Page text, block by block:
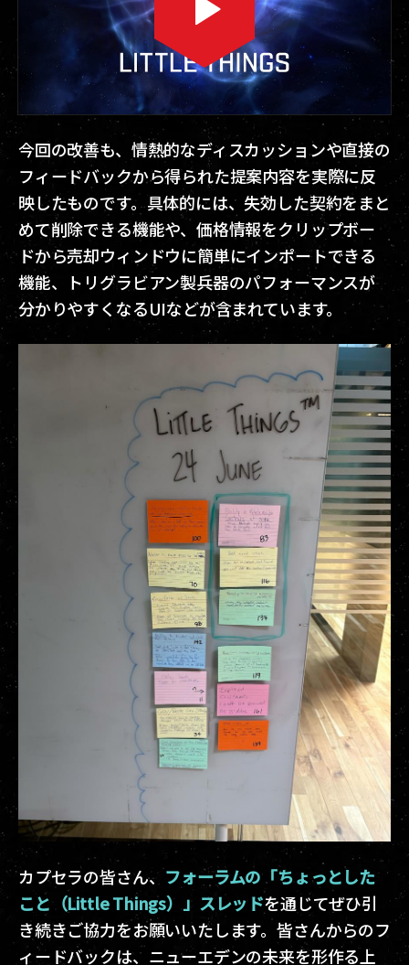
今回の改善も、情熱的なディスカッションや直接の
フィードバックから得られた提案内容を実際に反
映したものです。具体的には、失効した契約をまと
めて削除できる機能や、価格情報をクリップボー
ドから売却ウィンドウに簡単にインポートできる
機能、トリグラビアン製兵器のパフォーマンスが
分かりやすくなるUIなどが含まれています。
カプセラの皆さん、フォーラムの「ちょっとした
こと（Little Things）」スレッドを通じてぜひ引
き続きご協力をお願いいたします。皆さんからのフ
ィードバックは、ニューエデンの未来を形作る上